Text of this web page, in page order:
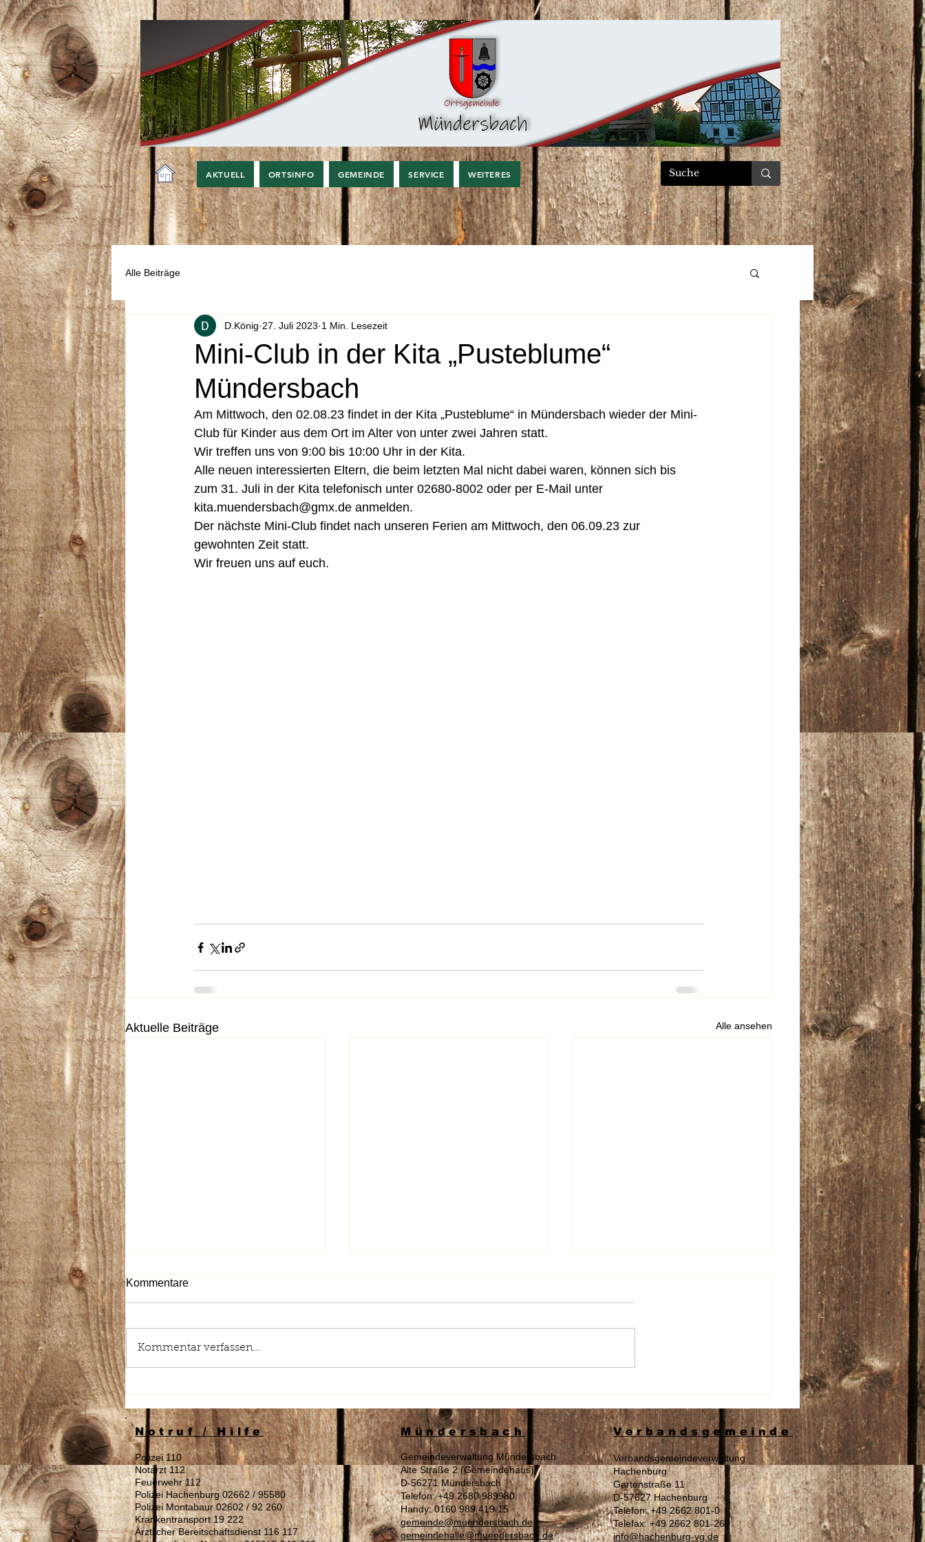
AKTUELL ORTSINFO GEMEINDE SERVICE WEITERES
Alle Beiträge
Mini-Club in der Kita „Pusteblume“
Mündersbach
D.König 27. Juli 2023 1 Min. Lesezeit
Am Mittwoch, den 02.08.23 findet in der Kita „Pusteblume“ in Mündersbach wieder der Mini-
Club für Kinder aus dem Ort im Alter von unter zwei Jahren statt.
Wir treffen uns von 9:00 bis 10:00 Uhr in der Kita.
Alle neuen interessierten Eltern, die beim letzten Mal nicht dabei waren, können sich bis
zum 31. Juli in der Kita telefonisch unter 02680-8002 oder per E-Mail unter
kita.muendersbach@gmx.de anmelden.
Der nächste Mini-Club findet nach unseren Ferien am Mittwoch, den 06.09.23 zur
gewohnten Zeit statt.
Wir freuen uns auf euch.
Aktuelle Beiträge Alle ansehen
gesucht
Westerwaldkreises
Tagespflege
Kommentare
Kommentar verfassen...
Notruf / Hilfe
Polizei 110
Notarzt 112
Feuerwehr 112
Polizei Hachenburg 02662 / 95580
Polizei Montabaur 02602 / 92 260
Krankentransport 19 222
Ärztlicher Bereitschaftsdienst 116 117
Mündersbach
Gemeindeverwaltung Mündersbach
Alte Straße 2 (Gemeindehaus)
D-56271 Mündersbach
Telefon: +49 2680 989980
Handy: 0160 989 419 15
gemeinde@muendersbach.de
gemeindehalle@muendersbach.de
Verbandsgemeinde
Verbandsgemeindeverwaltung
Hachenburg
Gartenstraße 11
D-57627 Hachenburg
Telefon: +49 2662 801-0
Telefax: +49 2662 801-260
info@hachenburg-vg.de